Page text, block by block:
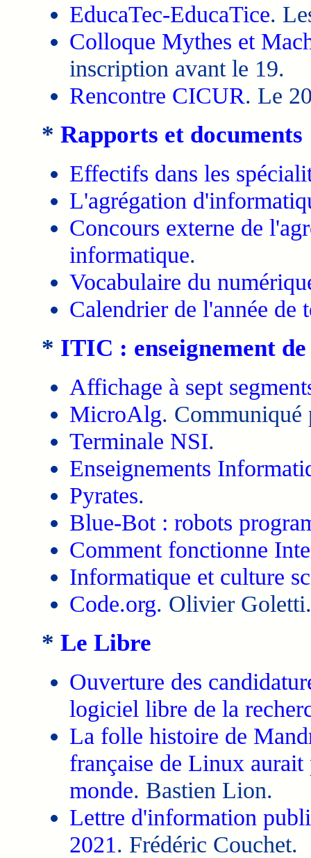
EducaTec-EducaTice.
Colloque Mythes et
inscription avant le 19.
Rencontre CICUR. Le
* Rapports et documents
Effectifs dans les
L'agrégation
Concours externe de
informatique.
Vocabulaire du
Calendrier de l'année de
* ITIC : enseignement
Affichage à sept
MicroAlg. Communiqué
Terminale NSI.
Enseignements
Pyrates.
Blue-Bot : robots
Comment fonctionne
Informatique et culture
Code.org. Olivier Goletti.
* Le Libre
Ouverture des
logiciel libre de la
La folle histoire de
française de Linux
monde. Bastien Lion.
Lettre d'information
2021. Frédéric Couchet.